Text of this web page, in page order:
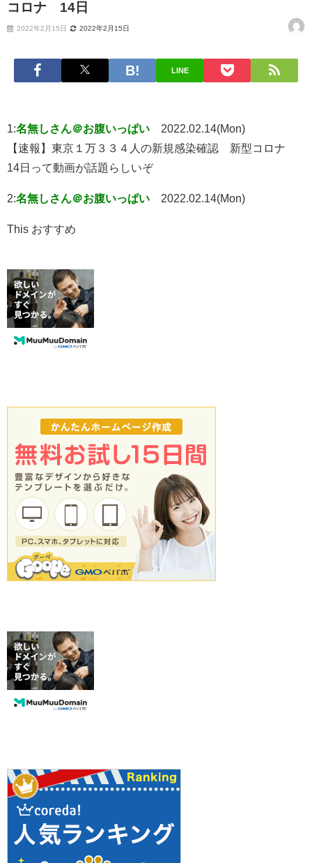
コロナ 14日
2022年2月15日 2022年2月15日
LINE
1:名無しさん＠お腹いっぱい
2022.02.14(Mon)
【速報】東京１万３３４人の新規感染確認 新型コロナ
14日って動画が話題らしいぞ
2:名無しさん＠お腹いっぱい 2022.02.14(Mon)
This おすすめ